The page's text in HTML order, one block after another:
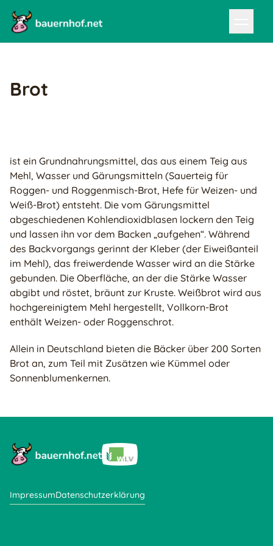
Brot
ist ein Grundnahrungsmittel, das aus einem Teig aus
Mehl, Wasser und Gärungsmitteln (Sauerteig für
Roggen- und Roggenmisch-Brot, Hefe für Weizen- und
Weiß-Brot) entsteht. Die vom Gärungsmittel
abgeschiedenen Kohlendioxidblasen lockern den Teig
und lassen ihn vor dem Backen „aufgehen“. Während
des Backvorgangs gerinnt der Kleber (der Eiweißanteil
im Mehl), das freiwerdende Wasser wird an die Stärke
gebunden. Die Oberfläche, an der die Stärke Wasser
abgibt und röstet, bräunt zur Kruste. Weißbrot wird aus
hochgereinigtem Mehl hergestellt, Vollkorn-Brot
enthält Weizen- oder Roggenschrot.
Allein in Deutschland bieten die Bäcker über 200 Sorten
Brot an, zum Teil mit Zusätzen wie Kümmel oder
Sonnenblumenkernen.
ImpressumDatenschutzerklärung